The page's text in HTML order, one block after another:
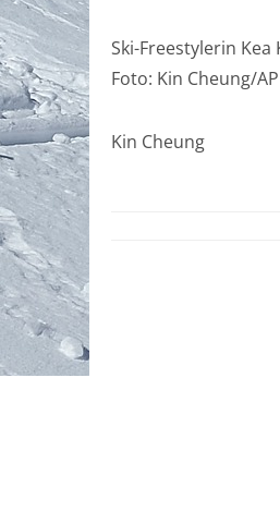
Ski-Freestylerin
Foto: Kin Cheung/AP
Kin Cheung